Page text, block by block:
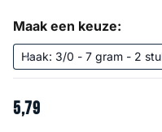
Maak een keuze:
5,79